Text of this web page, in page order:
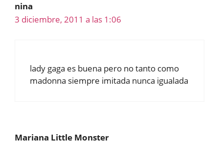
nina
3 diciembre, 2011 a las 1:06
lady gaga es buena pero no tanto como
madonna siempre imitada nunca igualada
Mariana Little Monster